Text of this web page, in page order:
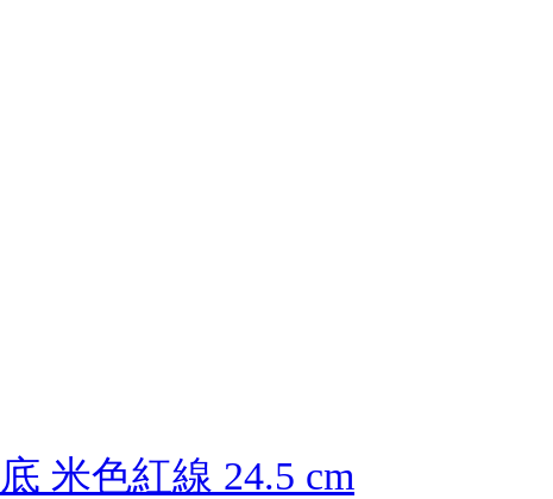
米色紅線 24.5 cm